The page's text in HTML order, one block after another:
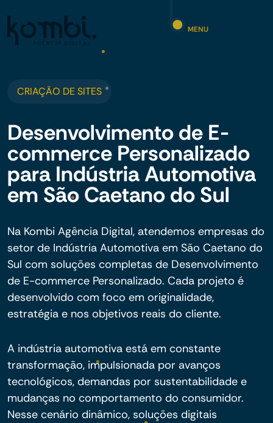
MENU
CRIAÇÃO DE SITES
Desenvolvimento de E-
commerce Personalizado
para Indústria Automotiva
em São Caetano do Sul
Na Kombi Agência Digital, atendemos empresas do
setor de Indústria Automotiva em São Caetano do
Sul com soluções completas de Desenvolvimento
de E-commerce Personalizado. Cada projeto é
desenvolvido com foco em originalidade,
estratégia e nos objetivos reais do cliente.
A indústria automotiva está em constante
transformação, impulsionada por avanços
tecnológicos, demandas por sustentabilidade e
mudanças no comportamento do consumidor.
Nesse cenário dinâmico, soluções digitais